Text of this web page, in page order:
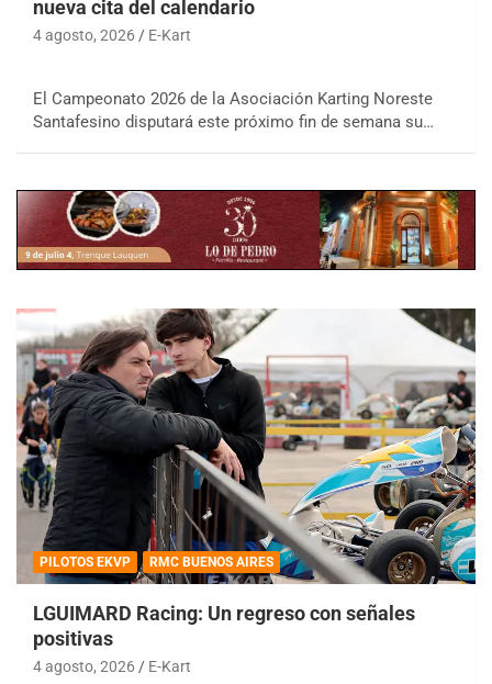
nueva cita del calendario
4 agosto, 2026 E-Kart
El Campeonato 2026 de la Asociación Karting Noreste
Santafesino disputará este próximo fin de semana su…
PILOTOS EKVP RMC BUENOS AIRES
LGUIMARD Racing: Un regreso con señales
positivas
4 agosto, 2026 E-Kart